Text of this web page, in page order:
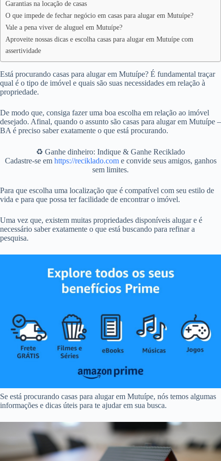
Garantias na locação de casas
O que impede de fechar negócio em casas para alugar em Mutuípe?
Vale a pena viver de aluguel em Mutuípe?
Aproveite nossas dicas e escolha casas para alugar em Mutuípe com
assertividade
Está procurando casas para alugar em Mutuípe? É fundamental traçar
qual é o tipo de imóvel e quais são suas necessidades em relação à
propriedade.
De modo que, consiga fazer uma boa escolha em relação ao imóvel
desejado. Afinal, quando o assunto são casas para alugar em Mutuípe –
BA é preciso saber exatamente o que está procurando.
♻️ Ganhe dinheiro: Indique & Ganhe Reciklado
Cadastre-se em https://reciklado.come convide seus amigos, ganhos
sem limites.
Para que escolha uma localização que é compatível com seu estilo de
vida e para que possa ter facilidade de encontrar o imóvel.
Uma vez que, existem muitas propriedades disponíveis alugar e é
necessário saber exatamente o que está buscando para refinar a
pesquisa.
Se está procurando casas para alugar em Mutuípe, nós temos algumas
informações e dicas úteis para te ajudar em sua busca.